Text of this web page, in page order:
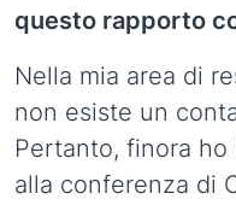
questo rapporto
Nella mia area di
non esiste un
Pertanto, finora
alla conferenza di